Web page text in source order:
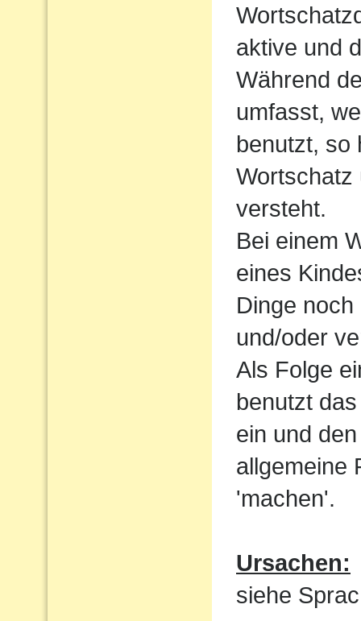
aktive und
Während
umfasst,
benutzt, so
Wortschatz
versteht.
Bei einem
eines
Dinge
und/oder
Als Folge
benutzt
ein und
allgemeine
'machen'.
Ursachen:
siehe